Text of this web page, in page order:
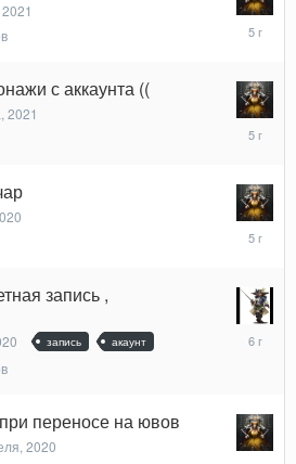
25
с аккаунта ((
2021
18
19
запись ,
запись акаунт
20
переносе на ювов
2020